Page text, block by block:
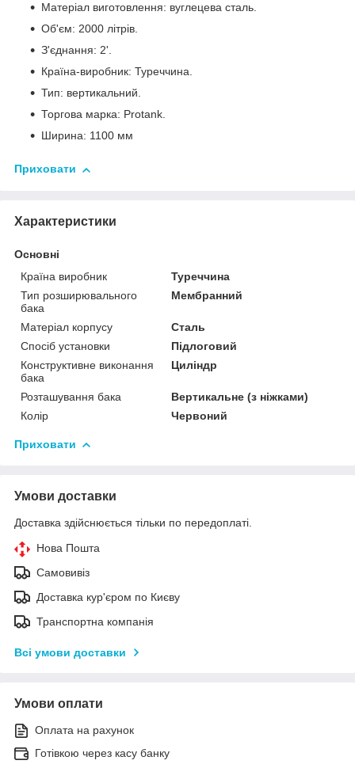
Матеріал виготовлення: вуглецева сталь.
Об'єм: 2000 літрів.
З'єднання: 2'.
Країна-виробник: Туреччина.
Тип: вертикальний.
Торгова марка: Protank.
Ширина: 1100 мм
Приховати
Характеристики
Основні
Країна виробник
Туреччина
Тип розширювального
бака
Мембранний
Матеріал корпусу
Сталь
Спосіб установки
Підлоговий
Конструктивне виконання
бака
Циліндр
Розташування бака
Вертикальне (з ніжками)
Колір
Червоний
Приховати
Умови доставки
Доставка здійснюється тільки по передоплаті.
Нова Пошта
Самовивіз
Доставка кур'єром по Києву
Транспортна компанія
Всі умови доставки
Умови оплати
Оплата на рахунок
Готівкою через касу банку